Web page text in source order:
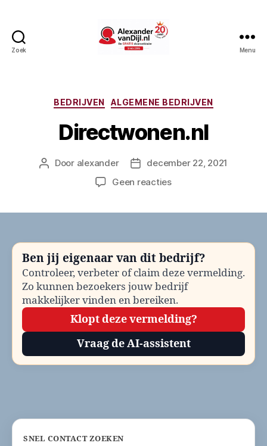
Zoek Menu
Categorieën
BEDRIJVEN ALGEMENE BEDRIJVEN
Directwonen.nl
Berichtauteur
Door alexander Berichtdatum
december 22, 2021
Geen reactiesop
Ben jij eigenaar van dit bedrijf?
Controleer, verbeter of claim deze vermelding.
Zo kunnen bezoekers jouw bedrijf
makkelijker vinden en bereiken.
Klopt deze vermelding?
Vraag de AI-assistent
SNEL CONTACT ZOEKEN